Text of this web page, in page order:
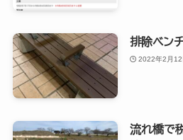
排除ベン
2022年2月12
流れ橋で